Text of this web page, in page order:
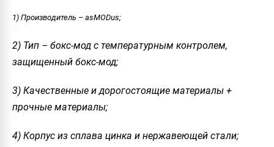
1) Производитель – asMODus;
2) Тип – бокс-мод с температурным контролем,
защищенный бокс-мод;
3) Качественные и дорогостоящие материалы +
прочные материалы;
4) Корпус из сплава цинка и нержавеющей стали;